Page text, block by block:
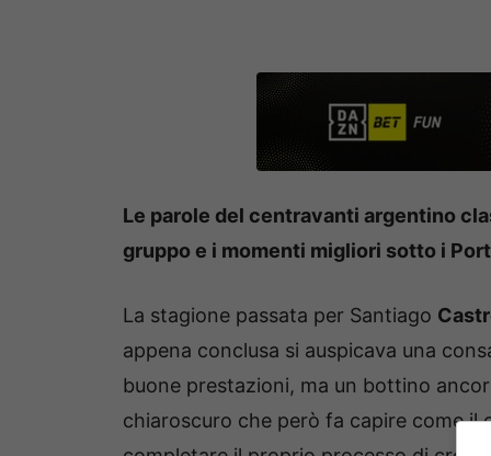
Le parole del centravanti argentino
gruppo e i momenti migliori sotto i
La stagione passata per Santiago
appena conclusa si auspicava una
buone prestazioni, ma un bottino
chiaroscuro che però fa capire come